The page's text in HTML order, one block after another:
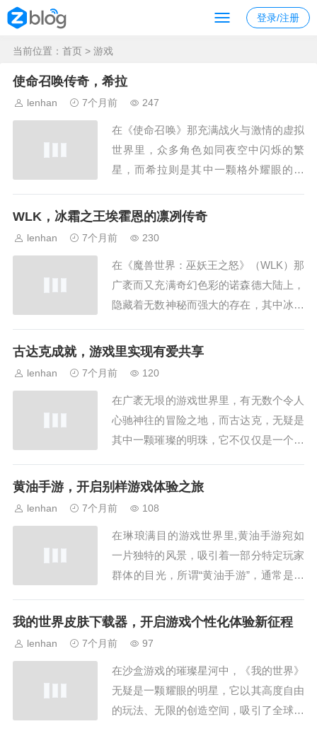
登录/注册
当前位置： 首页 > 游戏
使命召唤传奇，希拉
lenhan 7个月前 247
在《使命召唤》那充满战火与激情的虚拟
世界里，众多角色如同夜空中闪烁的繁
星，而希拉则是其中一颗格外耀眼的存
的勇气，在玩家们的心中留下了不可磨灭
练的战斗服，眼神中透露出一种超越常人
的冷静与果断，在...
WLK，冰霜之王埃霍恩的凛冽传奇
lenhan 7个月前 230
在《魔兽世界：巫妖王之怒》（WLK）那
广袤而又充满奇幻色彩的诺森德大陆上，
隐藏着无数神秘而强大的存在，其中冰霜
冰，深深烙印在每一位冒险者的记忆之
呼啸着席卷而过，仿佛在诉说着他的威严
与恐怖，这位...
古达克成就，游戏里实现有爱共享
lenhan 7个月前 120
在广袤无垠的游戏世界里，有无数个令人
心驰神往的冒险之地，而古达克，无疑是
其中一颗璀璨的明珠，它不仅仅是一个虚
与梦想的舞台，“有爱共享”的理念贯穿始
挑战的土地，隐藏着众多不为人知的秘密
和丰厚的奖...
黄油手游，开启别样游戏体验之旅
lenhan 7个月前 108
在琳琅满目的游戏世界里,黄油手游宛如
一片独特的风景，吸引着一部分特定玩家
群体的目光，所谓“黄油手游”，通常是指
以其特有的风格和玩法，在游戏市场中占
腻的笔触勾勒出角色的形象，无论是可爱
俏皮的少女...
我的世界皮肤下载器，开启游戏个性化体验新征程
lenhan 7个月前 97
在沙盒游戏的璀璨星河中，《我的世界》
无疑是一颗耀眼的明星，它以其高度自由
的玩法、无限的创造空间，吸引了全球无